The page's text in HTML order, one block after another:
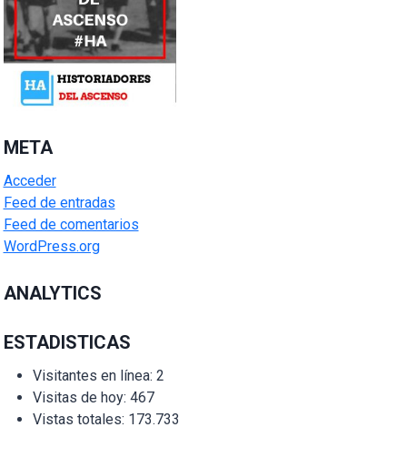
META
Acceder
Feed de entradas
Feed de comentarios
WordPress.org
ANALYTICS
ESTADISTICAS
Visitantes en línea: 2
Visitas de hoy: 467
Vistas totales: 173.733